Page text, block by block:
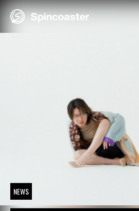
Skip
NEWS